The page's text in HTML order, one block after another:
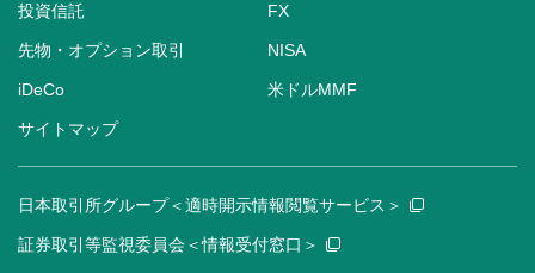
投資信託 FX
先物・オプション取引 NISA
iDeCo 米ドルMMF
サイトマップ
日本取引所グループ＜適時開示情報閲覧サービス＞
証券取引等監視委員会＜情報受付窓口＞